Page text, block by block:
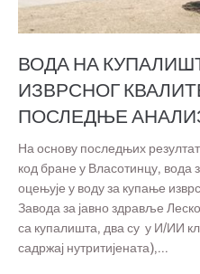
ВОДА НА
ИЗВРСНОГ
ПОСЛЕДЊЕ
На основу последњих
код бране у Власотинцу, вода
оцењује у воду за купање
Завода за јавно здравље
са купалишта, два су у И/ИИ
садржај нутритијената),...